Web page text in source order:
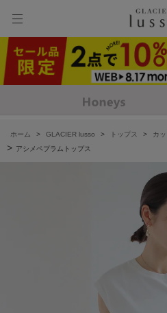
ホーム > GLACIER lusso > トップス > カ
> アシメペプラムトップス